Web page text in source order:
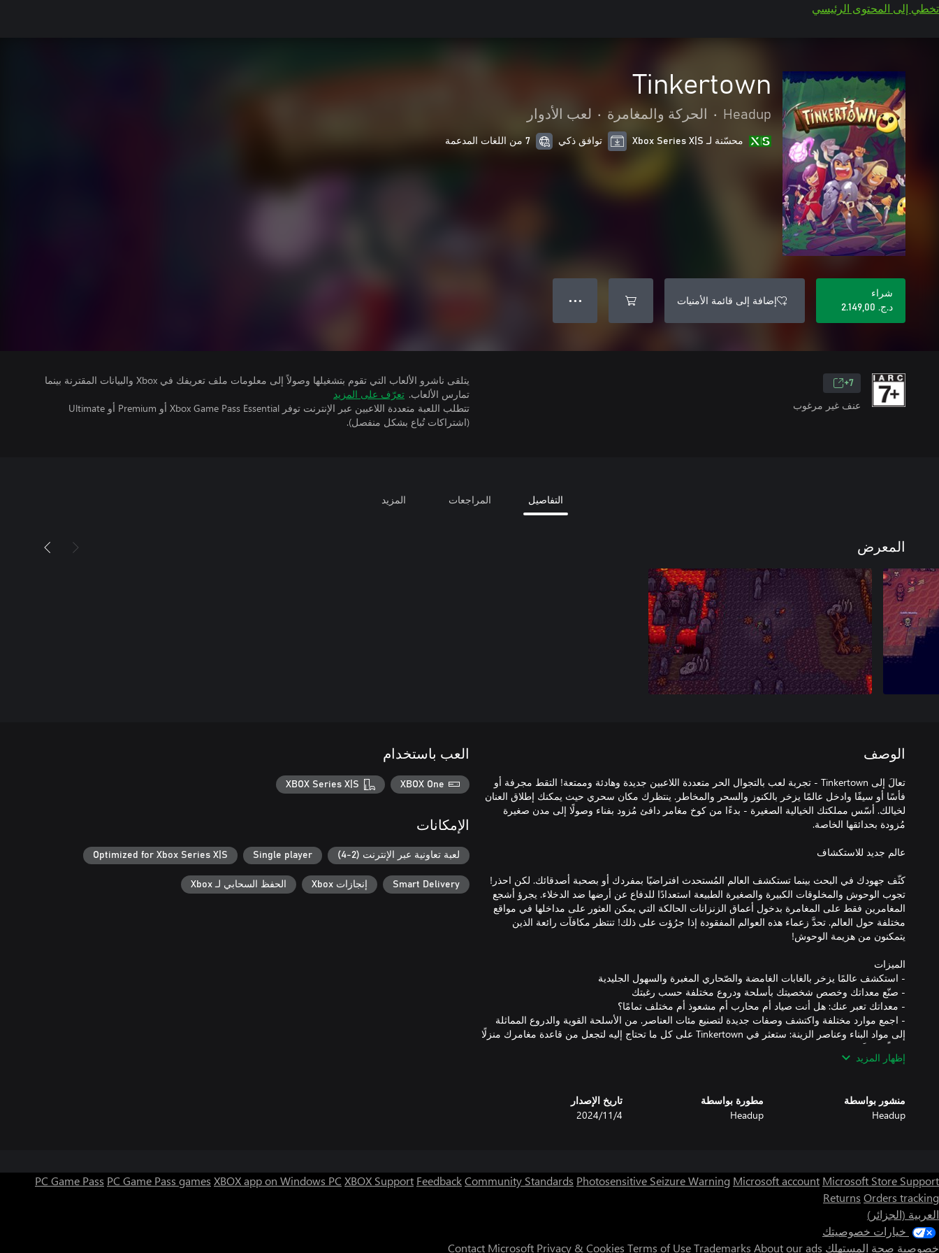
تخطي إلى المحتوى الرئيسي
Tinkertown
Headup
• الحركة والمغامرة • لعب الأدوار
محسّنة لـ Xbox Series X|S توافق ذكي 7 من اللغات المدعمة
شراء
د.ج.‏ 2.149,00
إضافة إلى قائمة الأمنيات ● ● ●
7+
عنف غير مرغوب
يتلقى ناشرو الألعاب التي تقوم بتشغيلها وصولاً إلى معلومات ملف تعريفك في Xbox والبيانات المقترنة بينما
تمارس الألعاب. تعرّف على المزيد
تتطلب اللعبة متعددة اللاعبين عبر الإنترنت توفر Xbox Game Pass Essential أو Premium أو Ultimate
(اشتراكات تُباع بشكل منفصل).
التفاصيل المراجعات المزيد
المعرض
الوصف
تعالَ إلى Tinkertown - تجربة لعب بالتجوال الحر متعددة اللاعبين جديدة وهادئة وممتعة! التقط مجرفة أو
فأسًا أو سيفًا وادخل عالمًا يزخر بالكنوز والسحر والمخاطر. ينتظرك مكان سحري حيث يمكنك إطلاق العنان
لخيالك. أسّس مملكتك الخيالية الصغيرة - بدءًا من كوخ مغامر دافئ مُزود بفناء وصولًا إلى مدن صغيرة
كثّف جهودك في البحث بينما تستكشف العالم المُستحدث افتراضيًا بمفردك أو بصحبة أصدقائك. لكن احذر!
تجوب الوحوش والمخلوقات الكبيرة والصغيرة الطبيعة استعدادًا للدفاع عن أرضها ضد الدخلاء. يجرؤ أشجع
المغامرين فقط على المغامرة بدخول أعماق الزنزانات الحالكة التي يمكن العثور على مداخلها في مواقع
مختلفة حول العالم. تحدَّ زعماء هذه العوالم المفقودة إذا جرُؤت على ذلك! تنتظر مكافآت رائعة الذين
- اجمع موارد مختلفة واكتشف وصفات جديدة لتصنيع مئات العناصر. من الأسلحة القوية والدروع المماثلة
إلى مواد البناء وعناصر الزينة: ستعثر في Tinkertown على كل ما تحتاج إليه لتجعل من قاعدة مغامرك منزلًا
إظهار المزيد
منشور بواسطة
Headup
مطورة بواسطة
Headup
تاريخ الإصدار
4‏/11‏/2024
العب باستخدام
XBOX One
XBOX Series X|S
الإمكانات
لعبة تعاونية عبر الإنترنت (2-4) Single player
Optimized for Xbox Series X|S
Smart Delivery إنجازات Xbox الحفظ السحابي لـ Xbox
PC Game Pass PC Game Pass games XBOX app on Windows PC XBOX Support FeedbackCommunity Standards Photosensitive Seizure Warning Microsoft account Microsoft Store Support
Returns Orders tracking
العربية (الجزائر)
خيارات خصوصيتك
خصوصية صحة المستهلك
Contact Microsoft Privacy & Cookies Terms of UseTrademarks About our ads